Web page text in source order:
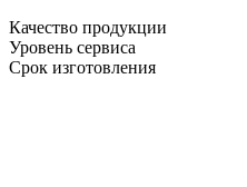
Качество продукции
Уровень сервиса
Срок изготовления